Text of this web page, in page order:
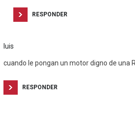
RESPONDER
luis
cuando le pongan un motor digno de una
RESPONDER